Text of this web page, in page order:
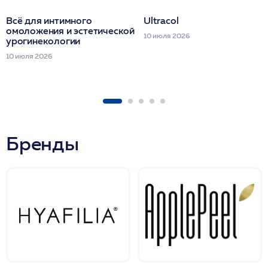
Всё для интимного
омоложения и эстетической
урогинекологии
10 июля 2026
Ultracol
10 июля 2026
Бренды